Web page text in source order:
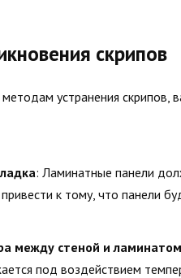
скрипов
устранения скрипов,
: Ламинатные панели
к тому, что панели
между стеной и ламинатом
под воздействием